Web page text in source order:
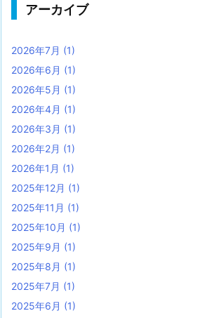
アーカイブ
2026年7月 (1)
2026年6月 (1)
2026年5月 (1)
2026年4月 (1)
2026年3月 (1)
2026年2月 (1)
2026年1月 (1)
2025年12月 (1)
2025年11月 (1)
2025年10月 (1)
2025年9月 (1)
2025年8月 (1)
2025年7月 (1)
2025年6月 (1)